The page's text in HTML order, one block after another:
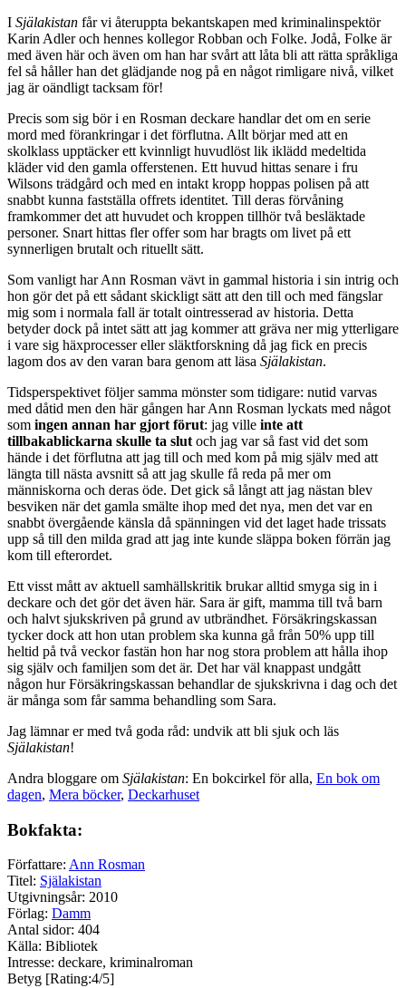
I Själakistan får vi återuppta bekantskapen med kriminalinspektör
Karin Adler och hennes kollegor Robban och Folke. Jodå, Folke är
med även här och även om han har svårt att låta bli att rätta språkliga
fel så håller han det glädjande nog på en något rimligare nivå, vilket
jag är oändligt tacksam för!
Precis som sig bör i en Rosman deckare handlar det om en serie
mord med förankringar i det förflutna. Allt börjar med att en
skolklass upptäcker ett kvinnligt huvudlöst lik iklädd medeltida
kläder vid den gamla offerstenen. Ett huvud hittas senare i fru
Wilsons trädgård och med en intakt kropp hoppas polisen på att
snabbt kunna fastställa offrets identitet. Till deras förvåning
framkommer det att huvudet och kroppen tillhör två besläktade
personer. Snart hittas fler offer som har bragts om livet på ett
synnerligen brutalt och rituellt sätt.
Som vanligt har Ann Rosman vävt in gammal historia i sin intrig och
hon gör det på ett sådant skickligt sätt att den till och med fängslar
mig som i normala fall är totalt ointresserad av historia. Detta
betyder dock på intet sätt att jag kommer att gräva ner mig ytterligare
i vare sig häxprocesser eller släktforskning då jag fick en precis
lagom dos av den varan bara genom att läsa Själakistan.
Tidsperspektivet följer samma mönster som tidigare: nutid varvas
med dåtid men den här gången har Ann Rosman lyckats med något
som ingen annan har gjort förut: jag ville inte att
tillbakablickarna skulle ta slut och jag var så fast vid det som
hände i det förflutna att jag till och med kom på mig själv med att
längta till nästa avsnitt så att jag skulle få reda på mer om
människorna och deras öde. Det gick så långt att jag nästan blev
besviken när det gamla smälte ihop med det nya, men det var en
snabbt övergående känsla då spänningen vid det laget hade trissats
upp så till den milda grad att jag inte kunde släppa boken förrän jag
kom till efterordet.
Ett visst mått av aktuell samhällskritik brukar alltid smyga sig in i
deckare och det gör det även här. Sara är gift, mamma till två barn
och halvt sjukskriven på grund av utbrändhet. Försäkringskassan
tycker dock att hon utan problem ska kunna gå från 50% upp till
heltid på två veckor fastän hon har nog stora problem att hålla ihop
sig själv och familjen som det är. Det har väl knappast undgått
någon hur Försäkringskassan behandlar de sjukskrivna i dag och det
är många som får samma behandling som Sara.
Jag lämnar er med två goda råd: undvik att bli sjuk och läs
Själakistan!
Andra bloggare om Själakistan: En bokcirkel för alla, En bok om
dagen, Mera böcker, Deckarhuset
Bokfakta:
Författare: Ann Rosman
Titel: Själakistan
Utgivningsår: 2010
Förlag: Damm
Antal sidor: 404
Källa: Bibliotek
Intresse: deckare, kriminalroman
Betyg [Rating:4/5]